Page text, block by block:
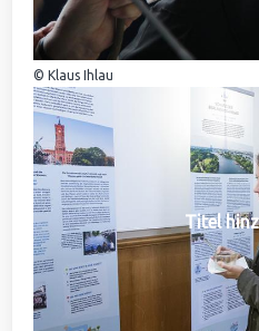
© Klaus Ihlau
Titel